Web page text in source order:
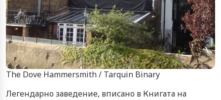
The Dove Hammersmith / Tarquin Binary
Легендарно заведение, вписано в Книгата на